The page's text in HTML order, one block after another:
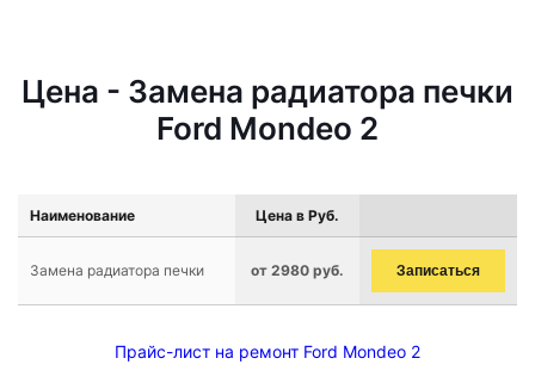
Цена - Замена радиатора печки
Ford Mondeo 2
Наименование Цена в Руб.
Замена радиатора печки от 2980 руб. Записаться
Прайс-лист на ремонт Ford Mondeo 2